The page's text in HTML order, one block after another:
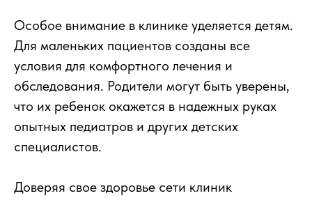
Особое внимание в клинике уделяется детям.
Для маленьких пациентов созданы все
условия для комфортного лечения и
обследования. Родители могут быть уверены,
что их ребенок окажется в надежных руках
опытных педиатров и других детских
специалистов.
Доверяя свое здоровье сети клиник